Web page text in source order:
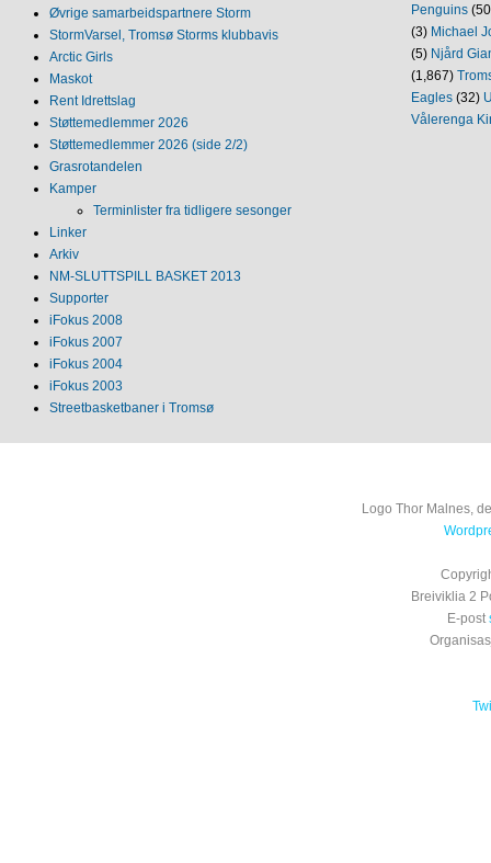
Øvrige samarbeidspartnere Storm
StormVarsel, Tromsø Storms klubbavis
Arctic Girls
Maskot
Rent Idrettslag
Støttemedlemmer 2026
Støttemedlemmer 2026 (side 2/2)
Grasrotandelen
Kamper
Terminlister fra tidligere sesonger
Linker
Arkiv
NM‐SLUTTSPILL BASKET 2013
Supporter
iFokus 2008
iFokus 2007
iFokus 2004
iFokus 2003
Streetbasketbaner i Tromsø
Penguins
(3) Michael
(5) Njård
(1,867)
Eagles (32)
Vålerenga
Logo Thor Malnes,
Breiviklia 2
E-post